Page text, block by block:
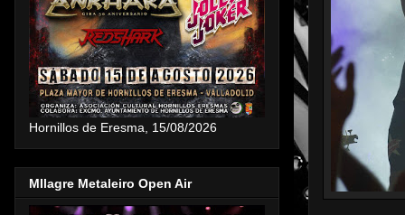
Hornillos de Eresma, 15/08/2026
MIlagre Metaleiro Open Air